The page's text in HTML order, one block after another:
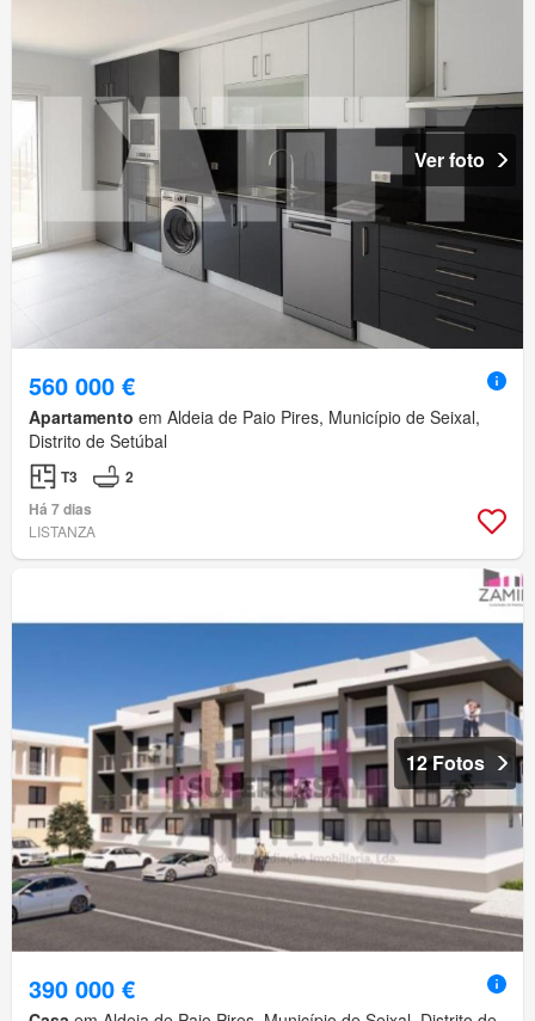
Ver foto
560 000 €
Apartamento em Aldeia de Paio Pires, Município de Seixal,
Distrito de Setúbal
T3
2
Há 7 dias
LISTANZA
12 Fotos
390 000 €